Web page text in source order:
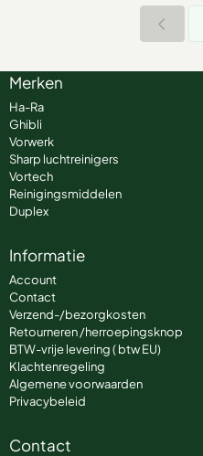
Merken
Ha-Ra
Ghibli
Vorwerk
Sharp luchtreinigers
Vortech
Reinigingsmiddelen
Duplex
Informatie
Account
Contact
Verzend-/bezorgkosten
Retourneren /herroepingsknop
BTW-vrije levering ( btw EU)
Klachtenregeling
Algemene voorwaarden
Privacybeleid
Contact